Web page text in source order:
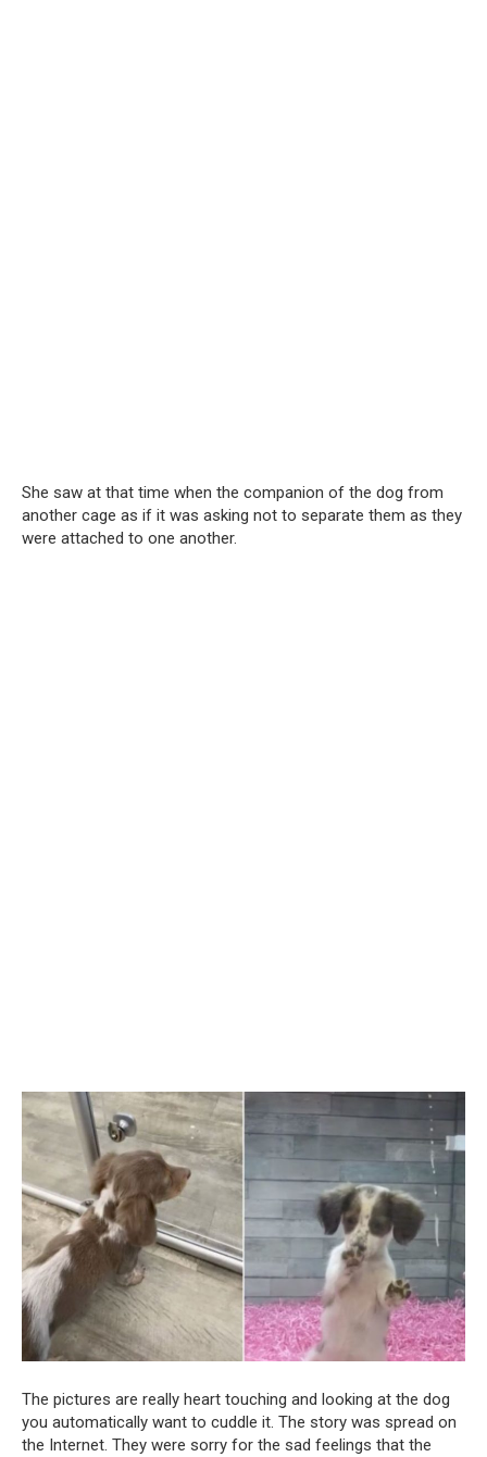
She saw at that time when the companion of the dog from
another cage as if it was asking not to separate them as they
were attached to one another.
The pictures are really heart touching and looking at the dog
you automatically want to cuddle it. The story was spread on
the Internet. They were sorry for the sad feelings that the